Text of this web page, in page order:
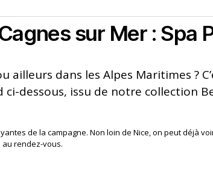
sur Mer : Spa
ailleurs dans les Alpes Maritimes ?
dessous, issu de notre collection
de la campagne. Non loin de Nice, on peut déjà
au rendez-vous.